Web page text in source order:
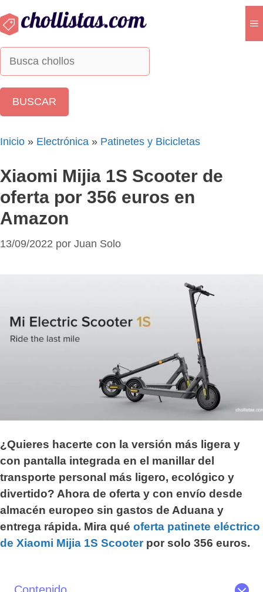
al
contenido
Inicio » Electrónica » Patinetes y Bicicletas
Xiaomi Mijia 1S Scooter de
oferta por 356 euros en
Amazon
13/09/2022 por Juan Solo
¿Quieres hacerte con la versión más ligera y
con pantalla integrada en el manillar del
transporte personal más ligero, ecológico y
divertido? Ahora de oferta y con envío desde
almacén europeo sin gastos de Aduana y
entrega rápida. Mira qué oferta patinete eléctrico
de Xiaomi Mijia 1S Scooterpor solo 356 euros.